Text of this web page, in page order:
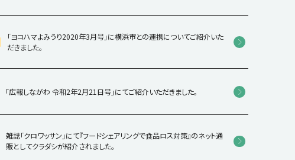
「ヨコハマよみうり2020年3月号」に横浜市との連携についてご紹介いた
だきました。
「広報しながわ 令和2年2月21日号」にてご紹介いただきました。
雑誌「クロワッサン」にて『フードシェアリングで食品ロス対策』のネット通
販としてクラダシが紹介されました。